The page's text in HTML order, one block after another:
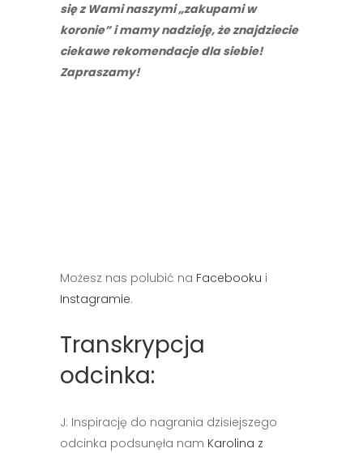
się z Wami naszymi „zakupami w
koronie” i mamy nadzieję, że znajdziecie
ciekawe rekomendacje dla siebie!
Zapraszamy!
Możesz nas polubić na Facebooku i
Instagramie.
Transkrypcja
odcinka:
J: Inspirację do nagrania dzisiejszego
odcinka podsunęła nam Karolina z